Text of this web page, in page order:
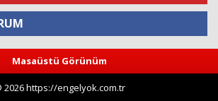
Yorum
Masaüstü Görünüm
https://engelyok.com.tr